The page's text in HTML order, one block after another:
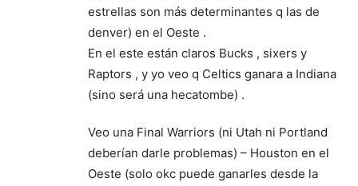
estrellas son más determinantes q las de
denver) en el Oeste .
En el este están claros Bucks , sixers y
Raptors , y yo veo q Celtics ganara a Indiana
(sino será una hecatombe) .
Veo una Final Warriors (ni Utah ni Portland
deberían darle problemas) – Houston en el
Oeste (solo okc puede ganarles desde la